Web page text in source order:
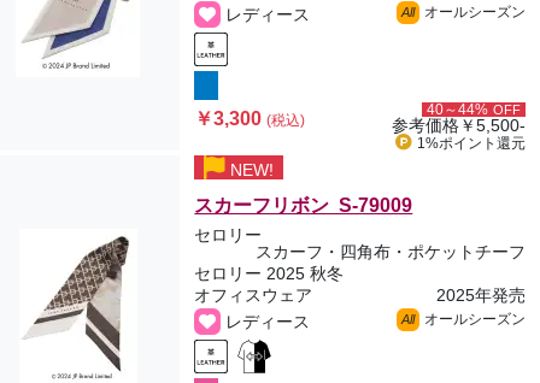
レディース
All オールシーズン
￥3,300(税込)
40～44% OFF
参考価格￥5,500-
1%ポイント 還元
NEW!
スカーフリボン S-79009
セロリー
スカーフ・四角布・ポケットチーフ
セロリー 2025 秋冬
オフィスウェア
2025年発売
レディース
All オールシーズン